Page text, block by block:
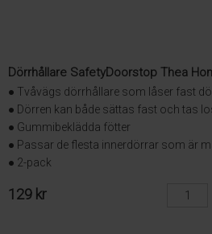
Dörrhållare SafetyDoorstop Thea
● Tvåvägs dörrhållare som låser fast
● Dörren kan både sättas fast och tas
● Gummibeklädda fötter
● Passar de flesta innerdörrar som är
● 2-pack
129 kr